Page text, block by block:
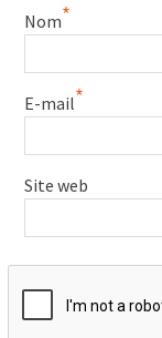
Nom*
E-mail*
Site web